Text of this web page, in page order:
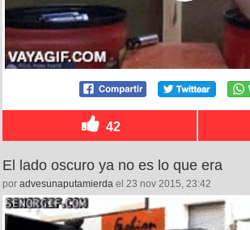
42
El lado oscuro ya no es lo que era
por advesunaputamierda el 23 nov 2015, 23:42